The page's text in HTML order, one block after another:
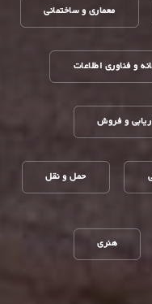
معماری و ساختمانی
و فناوری اطلاعات
و فروش
حمل و نقل
هنری